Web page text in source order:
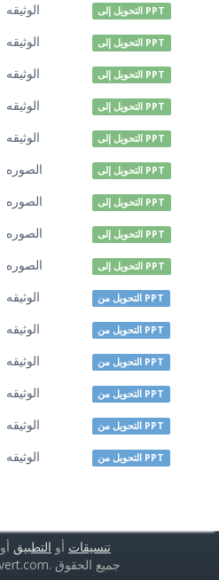
الوثيقه التحويل إلى PPT
الوثيقه التحويل إلى PPT
الوثيقه التحويل إلى PPT
الوثيقه التحويل إلى PPT
الوثيقه التحويل إلى PPT
الصوره التحويل إلى PPT
الصوره التحويل إلى PPT
الصوره التحويل إلى PPT
الصوره التحويل إلى PPT
الوثيقه التحويل من PPT
الوثيقه التحويل من PPT
الوثيقه التحويل من PPT
الوثيقه التحويل من PPT
الوثيقه التحويل من PPT
الوثيقه التحويل من PPT
تنسيقات أو التطبيق أو